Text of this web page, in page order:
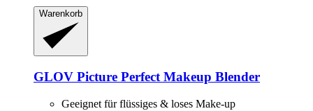
Warenkorb
GLOV Picture Perfect Makeup Blender
Geeignet für flüssiges & loses Make-up